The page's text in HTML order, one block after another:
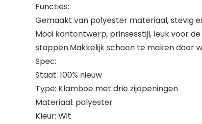
Functies:
Gemaakt van polyester materiaal, stevig
Mooi kantontwerp, prinsesstijl, leuk voor
stappen.Makkelijk schoon te maken door
Spec:
Staat: 100% nieuw
Type: Klamboe met drie zijopeningen
Materiaal: polyester
Kleur: Wit